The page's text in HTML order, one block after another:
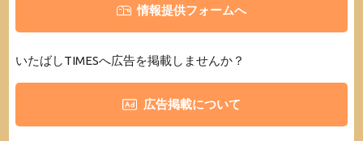
情報提供フォームへ
いたばしTIMESへ広告を掲載しませんか？
広告掲載について